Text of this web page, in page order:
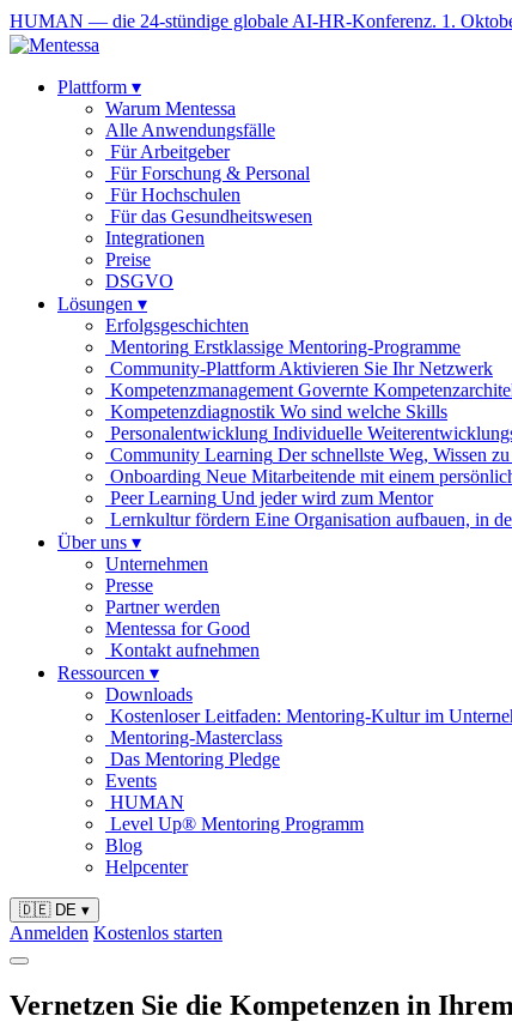
HUMAN — die 24-stündige globale AI-HR-Konferenz. 1.
Plattform ▾
Warum Mentessa
Alle Anwendungsfälle
Für Arbeitgeber
Für Forschung & Personal
Für Hochschulen
Für das Gesundheitswesen
Integrationen
Preise
DSGVO
Lösungen ▾
Erfolgsgeschichten
Mentoring Erstklassige Mentoring-Programme
Community-Plattform Aktivieren Sie Ihr Netzwerk
Kompetenzmanagement Governte
Kompetenzdiagnostik Wo sind welche Skills
Personalentwicklung Individuelle
Community Learning Der schnellste Weg, Wissen
Onboarding Neue Mitarbeitende mit einem
Peer Learning Und jeder wird zum Mentor
Lernkultur fördern Eine Organisation aufbauen, in
Über uns ▾
Unternehmen
Presse
Partner werden
Mentessa for Good
Kontakt aufnehmen
Ressourcen ▾
Downloads
Kostenloser Leitfaden: Mentoring-Kultur im
Mentoring-Masterclass
Das Mentoring Pledge
Events
HUMAN
Level Up® Mentoring Programm
Blog
Helpcenter
🇩🇪 DE ▾
Anmelden Kostenlos starten
Vernetzen Sie die Kompetenzen in Ihrem